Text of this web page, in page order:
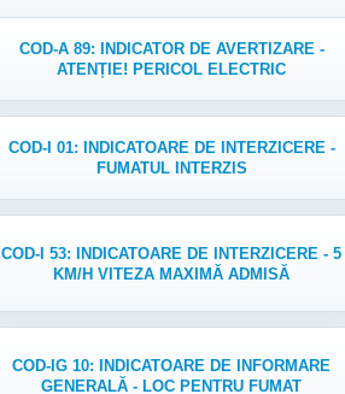
COD-A 89: INDICATOR DE AVERTIZARE -
ATENȚIE! PERICOL ELECTRIC
COD-I 01: INDICATOARE DE INTERZICERE -
FUMATUL INTERZIS
COD-I 53: INDICATOARE DE INTERZICERE - 5
KM/H VITEZA MAXIMĂ ADMISĂ
COD-IG 10: INDICATOARE DE INFORMARE
GENERALĂ - LOC PENTRU FUMAT